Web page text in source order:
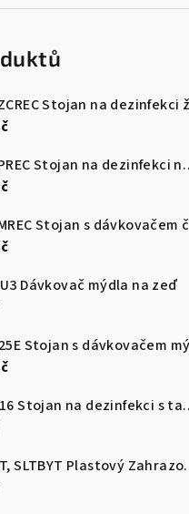
DOZ50PREC
Dávkovač mýdla na zeď
DOZSP16
SLTRWT, SLTBYT